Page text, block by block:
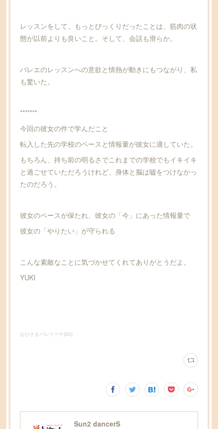
レッスンをして、もっとびっくりだったことは、筋肉の状
態が以前よりも良いこと。そして、会話も滑らか。
バレエのレッスンへの意欲と情熱が動きにもつながり、私
も驚いた。
*******
今回の彼女の件で学んだこと
転入した先の学校のペースと情報量が彼女に適していた。
もちろん、持ち前の明るさでこれまでの学校でもイキイキ
と過ごせていただろうけれど、身体と脳は嘘をつけなかっ
たのだろう。
彼女のペースが保たれ、彼女の「今」にあった情報量で
彼女の「やりたい」が守られる
こんな素敵なことに気づかせてくれてありがとうだよ。
YUKI
おひさまバレリーナ(20)
Sun2 dancerS